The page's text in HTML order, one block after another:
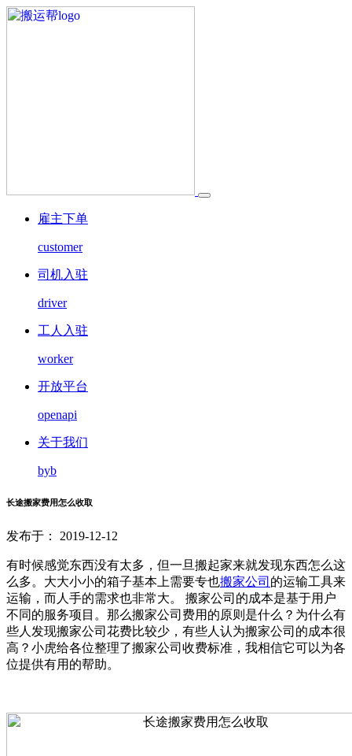
雇主下单
customer
司机入驻
driver
工人入驻
worker
开放平台
openapi
关于我们
byb
长途搬家费用怎么收取
发布于： 2019-12-12
有时候感觉东西没有太多，但一旦搬起家来就发现东西怎么这
么多。大大小小的箱子基本上需要专也搬家公司 的运输工具来
运输，而人手的需求也非常大。 搬家公司的成本是基于用户
不同的服务项目。那么搬家公司费用的原则是什么？为什么有
些人发现搬家公司花费比较少，有些人认为搬家公司的成本很
高？小虎给各位整理了搬家公司收费标准，我相信它可以为各
位提供有用的帮助。